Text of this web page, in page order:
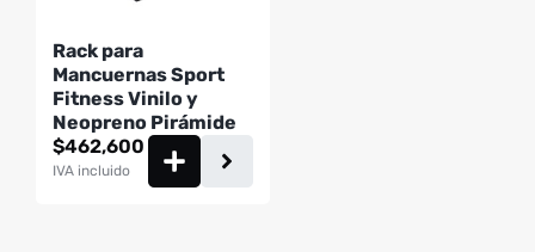
Rack para
Mancuernas Sport
Fitness Vinilo y
Neopreno Pirámide
$462,600
IVA incluido